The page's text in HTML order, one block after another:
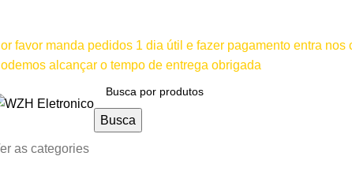
favor manda pedidos 1 dia útil e fazer pagamento entra nos
alcançar o tempo de entrega obrigada
Busca
as categories